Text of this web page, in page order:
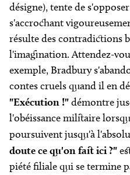
désigne), tente de
s'accrochant
résulte des contradictions
l'imagination. Attendez-
exemple, Bradbury
contes cruels quand il en
"Exécution !"démontre
l'obéissance militaire
poursuivent jusqu'à
doute ce qu'on fait ici ?"
piété filiale qui se termine